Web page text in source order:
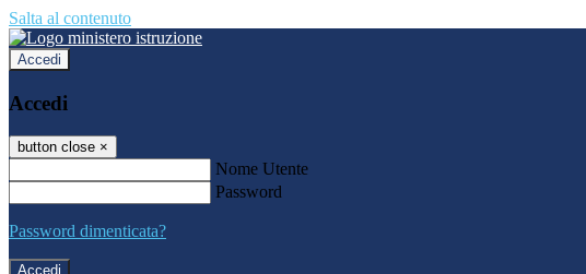
Salta al contenuto
Accedi
Accedi
button close ×
Nome Utente
Password
Password dimenticata?